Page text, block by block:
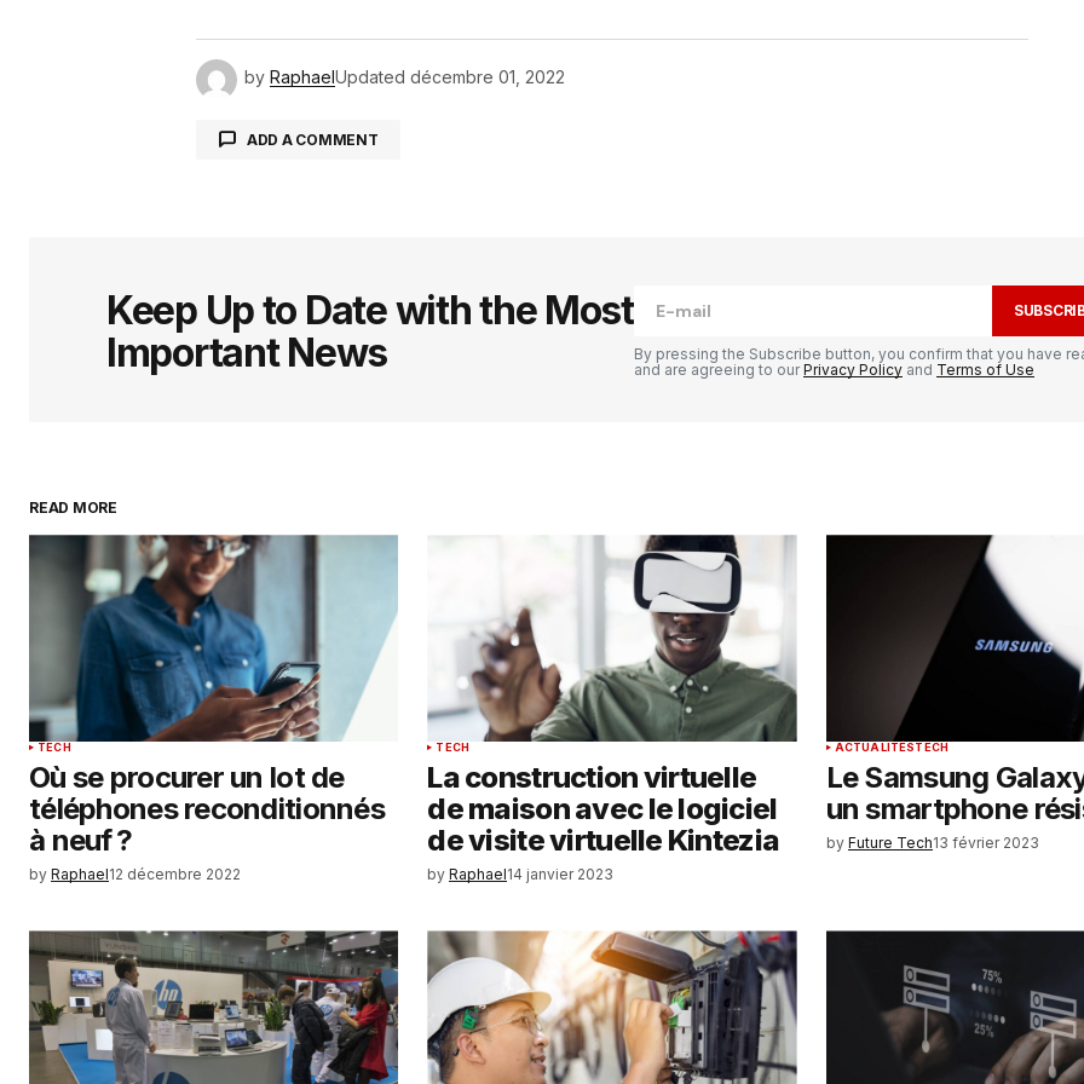
by RaphaelUpdated décembre 01, 2022
ADD A COMMENT
Comment*
Enregistrer mon nom, mon e-mail et
SUBMIT COMMENT
Keep Up to Date with the Most
Important News
By pressing the Subscribe button, you confirm that you have
and are agreeing to ourPrivacy Policy and Terms of Use
READ MORE
TECH
Où se procurer un lot de
téléphones reconditionnés
à neuf ?
by Raphael12 décembre 2022
TECH
La construction virtuelle
de maison avec le logiciel
de visite virtuelle Kintezia
by Raphael14 janvier 2023
ACTUALITÉSTECH
Le Samsung
un smartphone
by Future Tech13 février 2023